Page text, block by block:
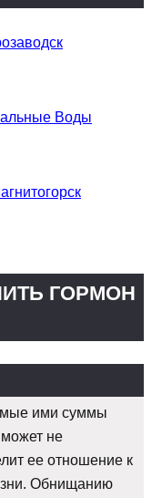
Воды
ГОРМОН
ими суммы
не
ее отношение к
Обнищанию